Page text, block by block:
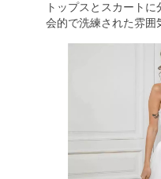
トップスとスカート
会的で洗練された雰囲